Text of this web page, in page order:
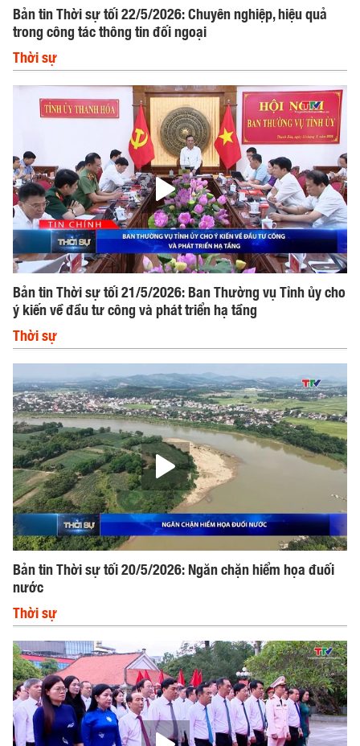
Bản tin Thời sự tối 22/5/2026: Chuyên nghiệp, hiệu quả
trong công tác thông tin đối ngoại
Thời sự
Bản tin Thời sự tối 21/5/2026: Ban Thường vụ Tỉnh ủy cho
ý kiến về đầu tư công và phát triển hạ tầng
Thời sự
Bản tin Thời sự tối 20/5/2026: Ngăn chặn hiểm họa đuối
nước
Thời sự